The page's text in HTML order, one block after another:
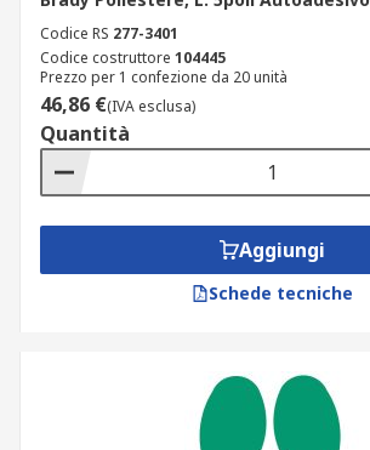
Codice RS 277-3401
Codice costruttore 104445
Prezzo per 1 confezione da 20 unità
46,86 €(IVA esclusa)
Quantità
Aggiungi
Schede tecniche